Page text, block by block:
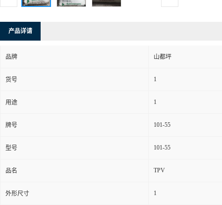
产品详请
品牌 山都坪
货号 1
用途 1
牌号 101-55
型号 101-55
品名 TPV
外形尺寸 1